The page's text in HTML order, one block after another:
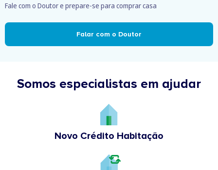
Fale com o Doutor e prepare-se para comprar casa
Falar com o Doutor
Somos especialistas em ajudar
Novo Crédito Habitação